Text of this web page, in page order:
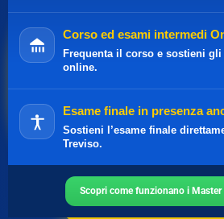
Corso ed esami intermedi
Frequenta il corso e sostieni
online.
Esame finale in presenza
Sostieni l’esame finale
Treviso.
Scopri come funzionano i